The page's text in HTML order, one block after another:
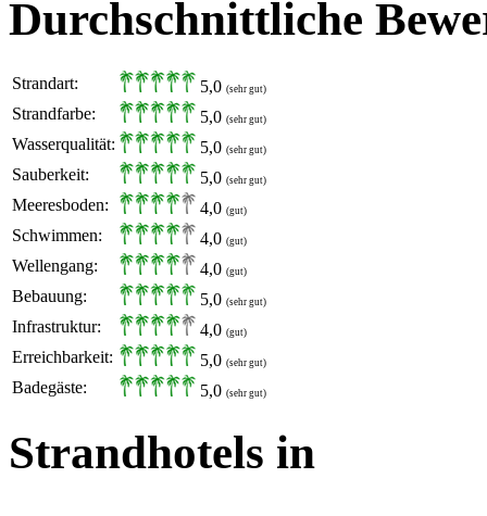
Durchschnittliche
Strandart: 5,0 (sehr gut)
Strandfarbe: 5,0 (sehr gut)
Wasserqualität: 5,0 (sehr gut)
Sauberkeit: 5,0 (sehr gut)
Meeresboden: 4,0 (gut)
Schwimmen: 4,0 (gut)
Wellengang: 4,0 (gut)
Bebauung: 5,0 (sehr gut)
Infrastruktur: 4,0 (gut)
Erreichbarkeit: 5,0 (sehr gut)
Badegäste: 5,0 (sehr gut)
Strandhotels in